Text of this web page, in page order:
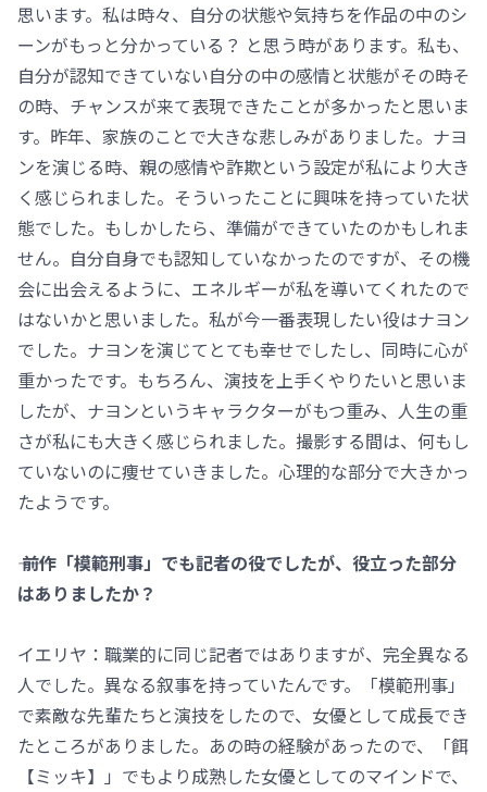
思います。私は時々、自分の状態や気持ちを作品の中のシ
ーンがもっと分かっている？ と思う時があります。私も、
自分が認知できていない自分の中の感情と状態がその時そ
の時、チャンスが来て表現できたことが多かったと思いま
す。昨年、家族のことで大きな悲しみがありました。ナヨ
ンを演じる時、親の感情や詐欺という設定が私により大き
く感じられました。そういったことに興味を持っていた状
態でした。もしかしたら、準備ができていたのかもしれま
せん。自分自身でも認知していなかったのですが、その機
会に出会えるように、エネルギーが私を導いてくれたので
はないかと思いました。私が今一番表現したい役はナヨン
でした。ナヨンを演じてとても幸せでしたし、同時に心が
重かったです。もちろん、演技を上手くやりたいと思いま
したが、ナヨンというキャラクターがもつ重み、人生の重
さが私にも大きく感じられました。撮影する間は、何もし
ていないのに痩せていきました。心理的な部分で大きかっ
たようです。
―― 前作「模範刑事」でも記者の役でしたが、役立った部分
はありましたか？
イエリヤ：職業的に同じ記者ではありますが、完全異なる
人でした。異なる叙事を持っていたんです。「模範刑事」
で素敵な先輩たちと演技をしたので、女優として成長でき
たところがありました。あの時の経験があったので、「餌
【ミッキ】」でもより成熟した女優としてのマインドで、